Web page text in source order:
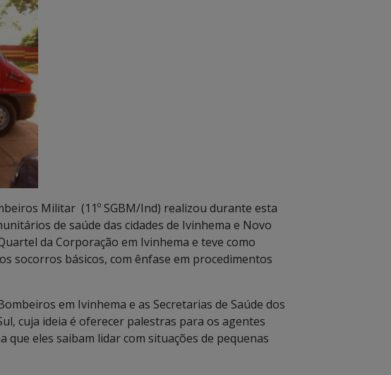
Militar (11º SGBM/Ind) realizou durante esta
de saúde das cidades de Ivinhema e Novo
da Corporação em Ivinhema e teve como
socorros básicos, com ênfase em procedimentos
em Ivinhema e as Secretarias de Saúde dos
cuja ideia é oferecer palestras para os agentes
eles saibam lidar com situações de pequenas